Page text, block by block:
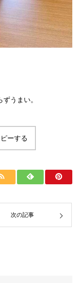
うまい。
ーする
次の記事